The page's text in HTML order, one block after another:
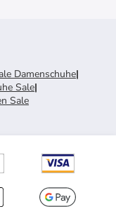
Damenschuhe|
Sale|
Sale